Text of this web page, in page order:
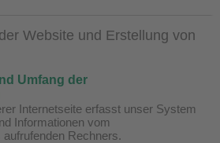
Website und Erstellung von
Umfang der
Internetseite erfasst unser System
Informationen vom
Rechners.